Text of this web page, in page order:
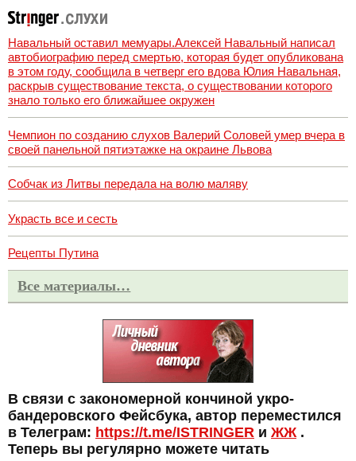
Навальный оставил мемуары.Алексей Навальный написал
автобиографию перед смертью, которая будет опубликована
в этом году, сообщила в четверг его вдова Юлия Навальная,
раскрыв существование текста, о существовании которого
знало только его ближайшее окружен
Чемпион по созданию слухов Валерий Соловей умер вчера в
своей панельной пятиэтажке на окраине Львова
Собчак из Литвы передала на волю маляву
Украсть все и сесть
Рецепты Путина
Все материалы…
В связи с закономерной кончиной укро-
бандеровского Фейсбука, автор переместился
в Телеграм: https://t.me/ISTRINGER и ЖЖ.
Теперь вы регулярно можете читать